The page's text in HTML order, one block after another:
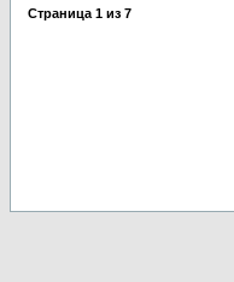
Страница 1 из 7